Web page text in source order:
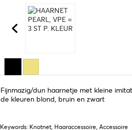
Fijnmazig/dun haarnetje met kleine
de kleuren blond, bruin en zwart
Keywords: Knotnet, Haaraccessoire, Accessoire